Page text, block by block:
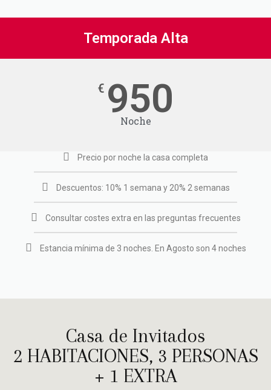
Temporada Alta
€ 950
Noche
Precio por noche la casa completa
Descuentos: 10% 1 semana y 20% 2 semanas
Consultar costes extra en las preguntas frecuentes
Estancia mínima de 3 noches. En Agosto son 4 noches
Casa de Invitados
2 HABITACIONES, 3 PERSONAS
+ 1 EXTRA